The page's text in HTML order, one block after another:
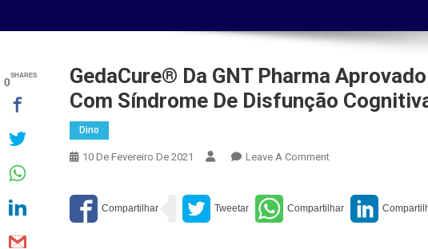
GedaCure® Da GNT Pharma
Com Síndrome De Disfunção
Dino
10 De Fevereiro De 2021 Leave A CommentOn
GNT
0SHARES